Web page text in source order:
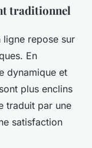
traditionnel
ligne repose sur
En
dynamique et
plus enclins
traduit par une
satisfaction